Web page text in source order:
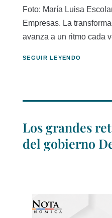
Foto: María Luisa
Empresas. La
avanza a un ritmo cada
SEGUIR LEYENDO
Los grandes
del gobierno